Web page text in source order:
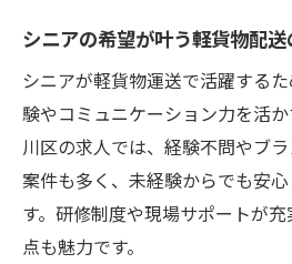
シニアの希望が叶う軽貨物配
シニアが軽貨物運送で活躍する
験やコミュニケーション力を活
川区の求人では、経験不問やブ
案件も多く、未経験からでも安
す。研修制度や現場サポートが
点も魅力です。